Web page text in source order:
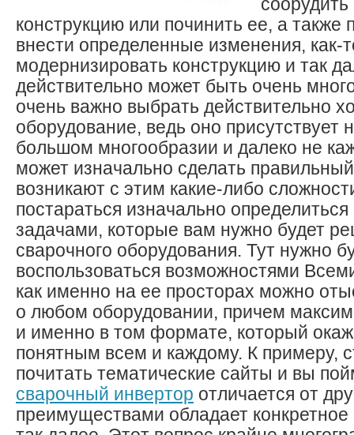
конструкцию или починить ее, а также
внести определенные изменения, как-
модернизировать конструкцию и так
действительно может быть очень
очень важно выбрать действительно
оборудование, ведь оно присутствует
большом многообразии и далеко не
может изначально сделать
возникают с этим какие-либо
постараться изначально
задачами, которые вам нужно будет
сварочного оборудования. Тут нужно
воспользоваться возможностями
как именно на ее просторах можно
о любом оборудовании, причем
и именно в том формате, который
понятным всем и каждому. К примеру,
почитать тематические сайты и вы
сварочный инвертор отличается от
преимуществами обладает